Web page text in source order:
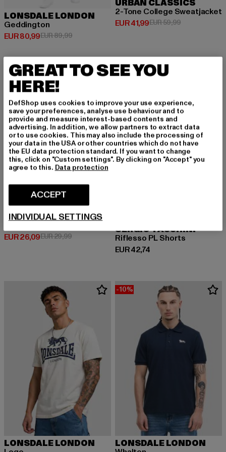
LONSDALE LONDON
Geddington
EUR 80,99
Huidige prijs: EUR 80,99
EUR 89,99Actieprijs: EUR 89,99
URBAN CLASSICS
2-Tone College Sweatjacket
EUR 41,99
Huidige prijs: EUR 41,99
EUR 59,99Actieprijs:
-13%
URBAN CLASSICS
EUR 26,09
Huidige prijs: EUR 26,09
EUR 29,99Actieprijs: EUR 29,99
SERGIO TACCHINI
Riflesso PL Shorts
EUR 42,74
Huidige prijs: EUR 42,74
LONSDALE LONDON
-10%
LONSDALE LONDON
GREAT TO SEE YOU
HERE!
DefShop uses cookies to improve your use experience,
save your preferences, analyse use behaviour and to
provide and measure interest-based contents and
advertising. In addition, we allow partners to extract data
or to use cookies. This may also include the processing of
your data in the USA or other countries which do not have
the EU data protection standard. If you want to change
this, click on "Custom settings". By clicking on "Accept" you
agree to this. Data protection
ACCEPT
INDIVIDUAL SETTINGS